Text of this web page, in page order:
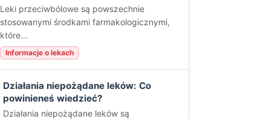
Leki przeciwbólowe są powszechnie
stosowanymi środkami farmakologicznymi,
które...
Informacje o lekach
Działania niepożądane leków: Co
powinieneś wiedzieć?
Działania niepożądane leków są